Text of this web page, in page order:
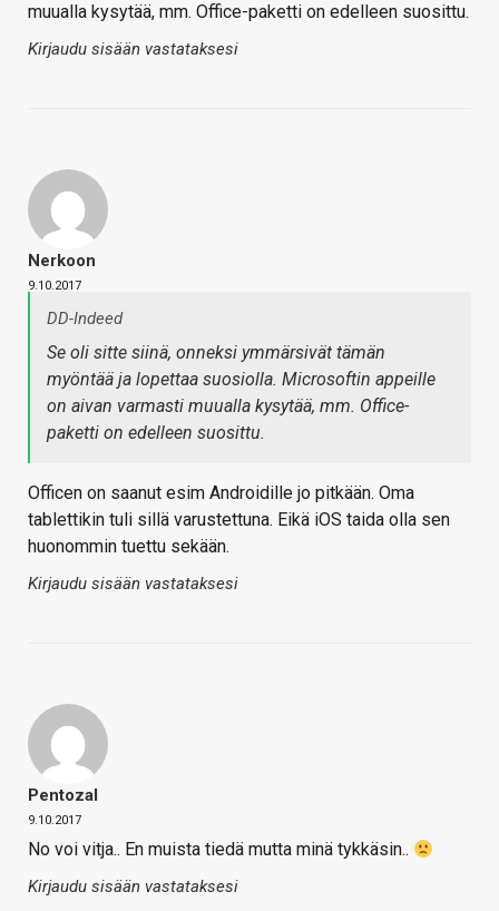
muualla kysytää, mm. Office-paketti on edelleen suosittu.
Kirjaudu sisään vastataksesi
Nerkoon
9.10.2017
DD-Indeed
Se oli sitte siinä, onneksi ymmärsivät tämän
myöntää ja lopettaa suosiolla. Microsoftin appeille
on aivan varmasti muualla kysytää, mm. Office-
paketti on edelleen suosittu.
Officen on saanut esim Androidille jo pitkään. Oma
tablettikin tuli sillä varustettuna. Eikä iOS taida olla sen
huonommin tuettu sekään.
Kirjaudu sisään vastataksesi
Pentozal
9.10.2017
No voi vitja.. En muista tiedä mutta minä tykkäsin..
Kirjaudu sisään vastataksesi